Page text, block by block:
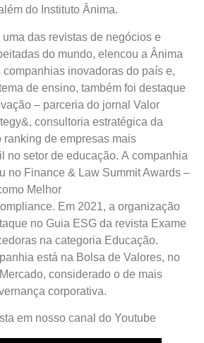
do Instituto Ânima.
das revistas de negócios e
do mundo, elencou a Ânima
inovadoras do país e,
de ensino, também foi destaque
– parceria do jornal Valor
consultoria estratégica da
ranking de empresas mais
no setor de educação. A companhia
no Finance & Law Summit Awards –
Melhor
Em 2021, a organização
no Guia ESG da revista Exame
na categoria Educação.
está na Bolsa de Valores, no
considerado o de mais
corporativa.
em nosso canal do Youtube